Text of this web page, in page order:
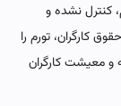
کنترل نشده و
کارگران، تورم را
معیشت کارگران